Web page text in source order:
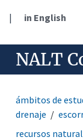
| in English
NALT
ámbitos de
drenaje
recursos